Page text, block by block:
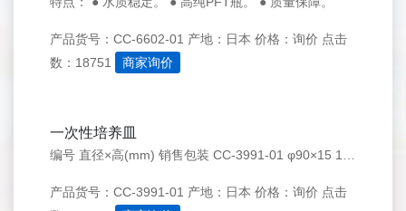
产品货号：CC-6602-01 产地：日本 价格：询价 点击
数：18751
商家询价
一次性培养皿
产品货号：CC-3991-01 产地：日本 价格：询价 点击